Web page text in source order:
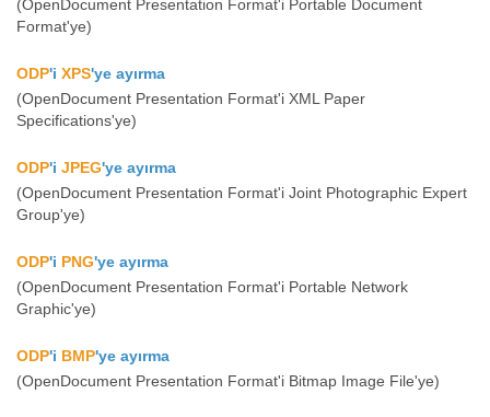
(OpenDocument Presentation Format'i Portable Document
Format'ye)
ODP'i XPS'ye ayırma
(OpenDocument Presentation Format'i XML Paper
Specifications'ye)
ODP'i JPEG'ye ayırma
(OpenDocument Presentation Format'i Joint Photographic Expert
Group'ye)
ODP'i PNG'ye ayırma
(OpenDocument Presentation Format'i Portable Network
Graphic'ye)
ODP'i BMP'ye ayırma
(OpenDocument Presentation Format'i Bitmap Image File'ye)